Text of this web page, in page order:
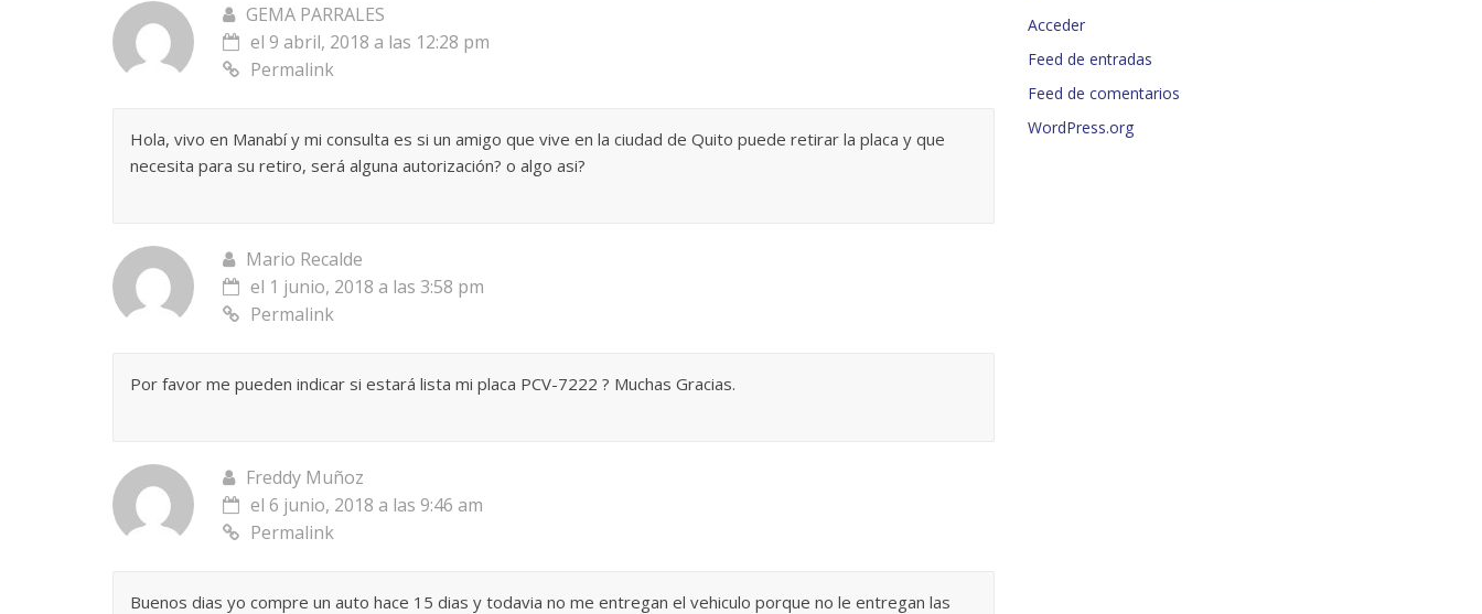
GEMA PARRALES
el 9 abril, 2018 a las 12:28 pm
Permalink
Hola, vivo en Manabí y mi consulta es si un amigo que vive en la ciudad de Quito puede retirar la placa y que
necesita para su retiro, será alguna autorización? o algo asi?
Mario Recalde
el 1 junio, 2018 a las 3:58 pm
Permalink
Por favor me pueden indicar si estará lista mi placa PCV-7222 ? Muchas Gracias.
Freddy Muñoz
el 6 junio, 2018 a las 9:46 am
Permalink
Buenos dias yo compre un auto hace 15 dias y todavia no me entregan el vehiculo porque no le entregan las
Acceder
Feed de entradas
Feed de comentarios
WordPress.org